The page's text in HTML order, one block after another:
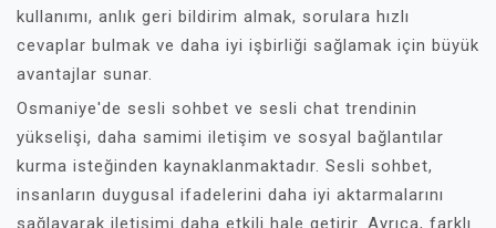
kullanımı, anlık geri bildirim almak, sorulara hızlı
cevaplar bulmak ve daha iyi işbirliği sağlamak için büyük
avantajlar sunar.
Osmaniye'de sesli sohbet ve sesli chat trendinin
yükselişi, daha samimi iletişim ve sosyal bağlantılar
kurma isteğinden kaynaklanmaktadır. Sesli sohbet,
insanların duygusal ifadelerini daha iyi aktarmalarını
sağlayarak iletişimi daha etkili hale getirir. Ayrıca, farklı